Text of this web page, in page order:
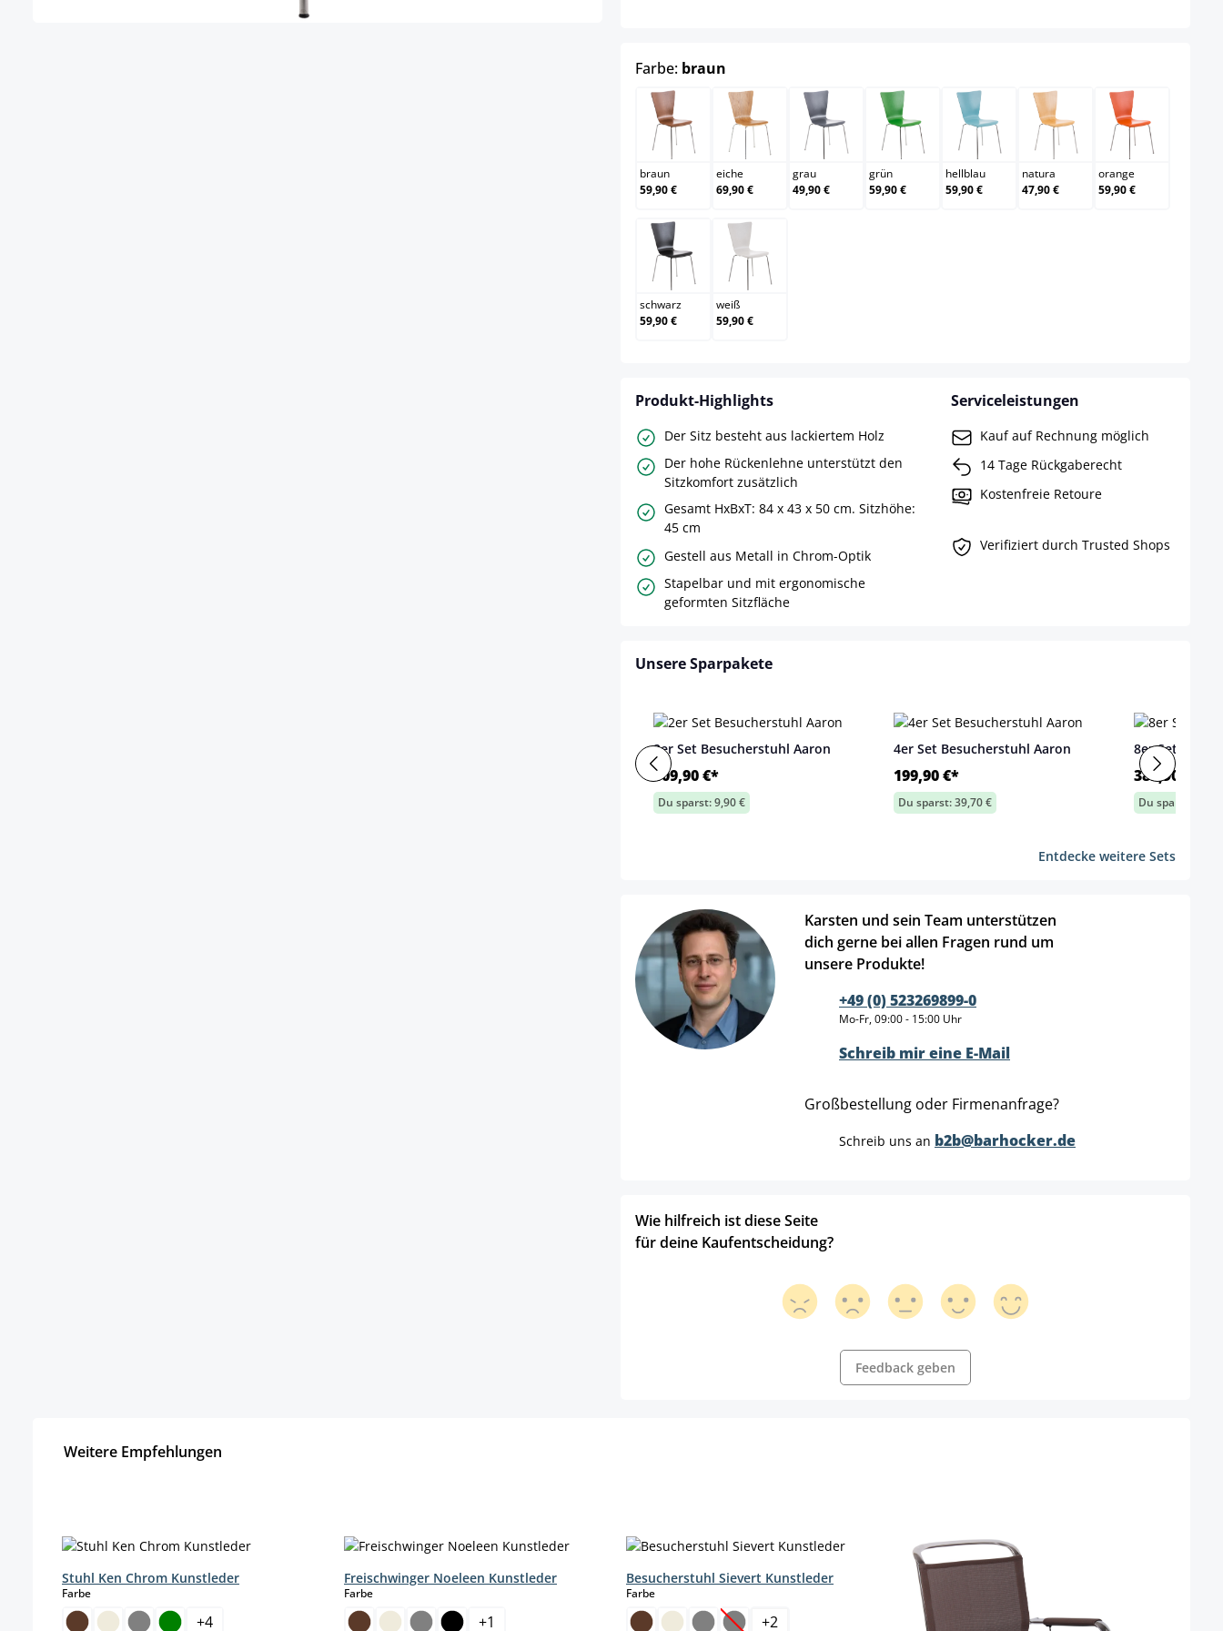
Farbe: braun
braun
braun
59,90 €
eiche
eiche
69,90 €
grau
grau
49,90 €
grün
grün
59,90 €
hellblau
hellblau
59,90 €
natura
natura
47,90 €
orange
orange
59,90 €
schwarz
schwarz
59,90 €
weiß
weiß
59,90 €
Produkt-Highlights
Der Sitz besteht aus lackiertem Holz
Der hohe Rückenlehne unterstützt den
Sitzkomfort zusätzlich
Gesamt HxBxT: 84 x 43 x 50 cm. Sitzhöhe:
45 cm
Gestell aus Metall in Chrom-Optik
Stapelbar und mit ergonomische
geformten Sitzfläche
Serviceleistungen
Kauf auf Rechnung möglich
14 Tage Rückgaberecht
Kostenfreie Retoure
Verifiziert durch Trusted Shops
Unsere Sparpakete
2er Set Besucherstuhl Aaron
109,90 €*
Du sparst: 9,90 €
4er Set Besucherstuhl Aaron
199,90 €*
Du sparst: 39,70 €
8er Set
389,90 €*
Du sparst:
Entdecke weitere Sets
Karsten und sein Team unterstützen
dich gerne bei allen Fragen rund um
unsere Produkte!
+49 (0) 523269899-0
Mo-Fr, 09:00 - 15:00 Uhr
Schreib mir eine E-Mail
Großbestellung oder Firmenanfrage?
Schreib uns an b2b@barhocker.de
Wie hilfreich ist diese Seite
für deine Kaufentscheidung?
Feedback geben
Weitere Empfehlungen
Stuhl Ken Chrom Kunstleder
Farbeauswählen
+4
Freischwinger Noeleen Kunstleder
Farbeauswählen
+1
Besucherstuhl Sievert Kunstleder
Farbeauswählen
+2